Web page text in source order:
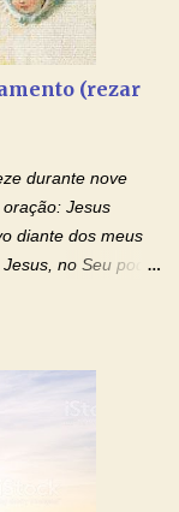
nos pais
ENFERMOS!
pelos nossos
idosos, pais que
pais que já são
(rezar
durante nove
Jesus
diante dos meus
no Seu poder
derramado
peço, Senhor
Sangue,
que possa estar
atenda, em